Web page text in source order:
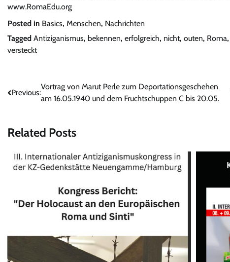
www.RomaEdu.org
Posted in Basics, Menschen, Nachrichten
Tagged Antiziganismus, bekennen, erfolgreich, nicht, outen, Roma,
versteckt
Beitrags-
Navigation
Previous:
Vortrag von Marut Perle zum Deportationsgeschehen
am 16.05.1940 und dem Fruchtschuppen C bis 20.05.
Related Posts